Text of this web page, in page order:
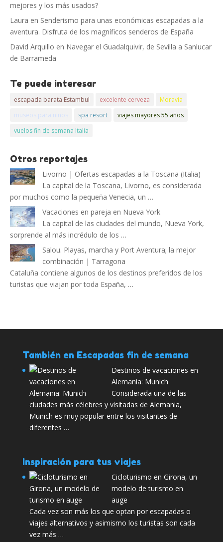
mejores y los más usados?
Laura en Senderismo para unas económicas escapadas a la
aventura. Disfruta de los magníficos senderos de España
David Arquillo en Navegar el Guadalquivir, de Sevilla a Sanlucar
de Barrameda
Te puede interesar
escapada barata Estambul excelente cerveza
Moravia
museos para niños
spa resort
viajes mayores 55 años
vuelos fin de semana Italia
Otros reportajes
Livorno | Ofertas escapadas a la Toscana (Italia)
La capital de la Toscana, Livorno, es considerada
por muchos como la pequeña Venecia, un …
Vacaciones en pareja en Nueva York
La capital de las ciudades del mundo, Nueva York,
sorprende al más incrédulo de los …
Salou. Playas, marcha y Port Aventura; la mejor
combinación | Tarragona
Cataluña contiene algunos de los destinos preferidos de los
turistas que viajan por toda España, …
También en Escapadas fin de semana
Destinos de vacaciones en
Alemania: Munich
Considerada una de las
ciudades más célebres y visitadas de Alemania,
Munich es muy popular entre los visitantes de
diferentes …
Inspiración para tus viajes
Cicloturismo en Girona, un
modelo de turismo en
auge
Cada vez son más los que optan por escapadas o
viajes alternativos y asimismo los turistas son cada
vez más …